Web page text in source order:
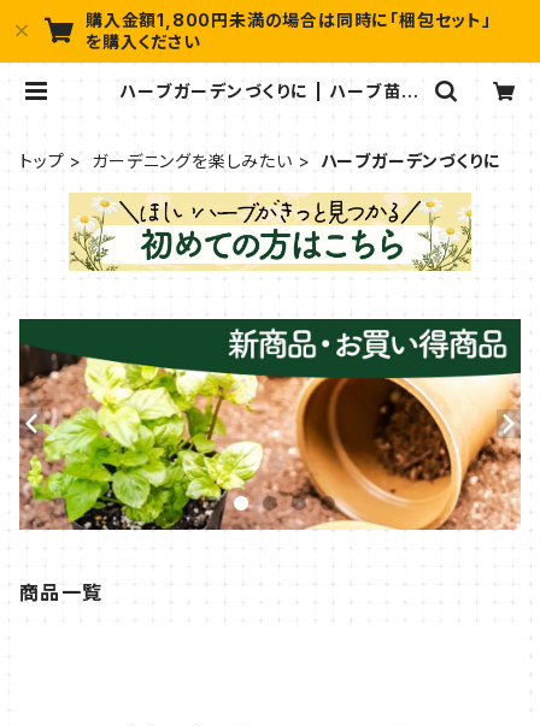
購入金額1,800円未満の場合は同時に「梱包セット」
を購入ください
ハーブガーデンづくりに | ハーブ苗の
トップ ガーデニングを楽しみたい ハーブガーデンづくりに
商品一覧